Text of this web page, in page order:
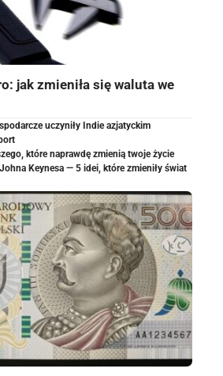
jak zmieniła się waluta we
uczyniły Indie azjatyckim
które naprawdę zmienią twoje życie
Keynesa — 5 idei, które zmieniły świat